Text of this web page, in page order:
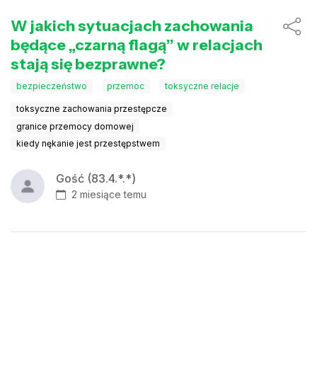
W jakich sytuacjach zachowania
będące „czarną flagą” w relacjach
stają się bezprawne?
bezpieczeństwo przemoc toksyczne relacje
toksyczne zachowania przestępcze
granice przemocy domowej
kiedy nękanie jest przestępstwem
Gość (83.4.*.*)
2 miesiące temu